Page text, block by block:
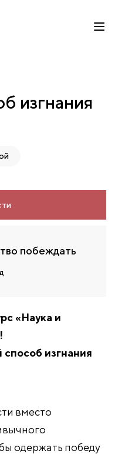
изгнания
побеждать
«Наука и
изгнания
вместо
одержать победу